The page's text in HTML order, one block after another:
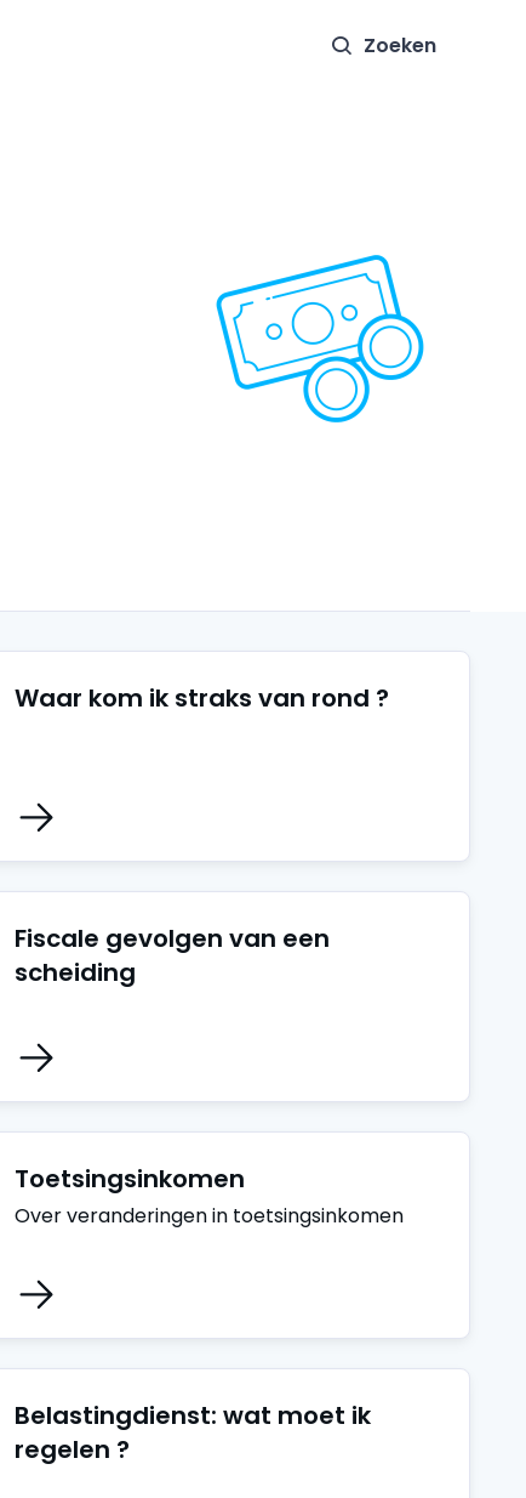
Zoeken
Waar kom ik straks van rond ?
Fiscale gevolgen van een
scheiding
Toetsingsinkomen
Over veranderingen in toetsingsinkomen
Belastingdienst: wat moet ik
regelen ?